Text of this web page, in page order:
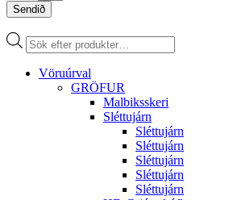
Sendið
Products
search
Vöruúrval
GRÖFUR
Malbiksskeri
Sléttujárn
Sléttujárn
Sléttujárn
Sléttujárn
Sléttujárn
Sléttujárn